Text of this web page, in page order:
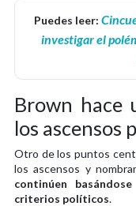
Puedes leer:
investigar el
Brown hace
los ascensos
Otro de los puntos
los ascensos y
continúen
criterios políticos.